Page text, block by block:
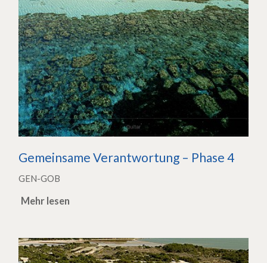
Gemeinsame Verantwortung – Phase 4
GEN-GOB
Mehr lesen